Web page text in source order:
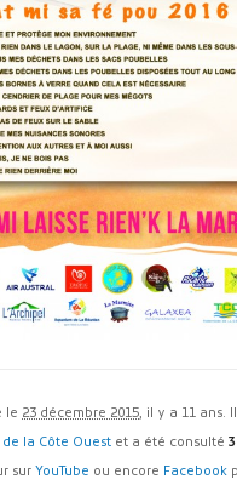
le 23 décembre 2015, il y a 11 ans.
la Côte Ouest et a été consulté
sur YouTube ou encore Facebook